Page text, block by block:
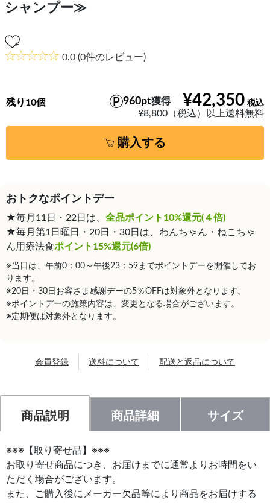
シャンプー≫
0.0 (0件のレビュー)
¥42,350
960pt獲得
¥8,800（税込）以上送料無料
残り10個
購入する
おトクなポイントデー
★毎月11日・22日は、 全品ポイント10%還元(４倍)
★毎月第1日曜日・20日・30日は、わんちゃん・ねこちゃ
ん用療法食ポイント15%還元(6倍)
※当日は、午前0：00～午後23：59までポイントデーを開催してお
ります。
※20日・30日お客さま感謝デーの5％OFFは対象外となります。
※ポイントデーの施策内容は、変更となる場合がございます。
※定期便は対象外となります。
会員登録 送料について 配送と返品について
商品説明 商品詳細 サイズ
※※※【取り寄せ品】※※※
お取り寄せ商品につき、お届けまでに通常よりお時間をい
ただく場合がございます。
また、ご購入後にメーカー欠品等により商品をお届けする